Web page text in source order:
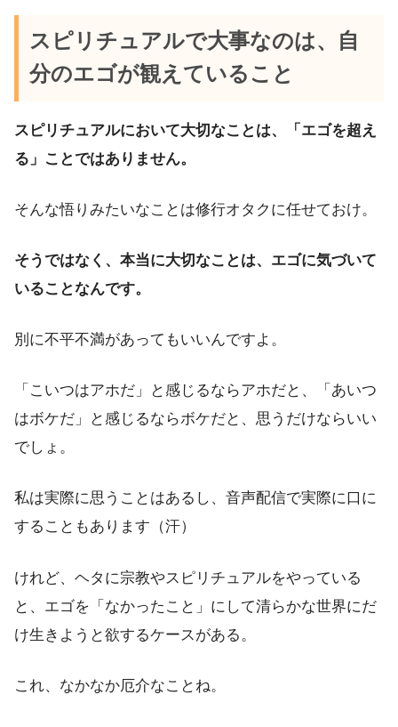
スピリチュアルで大事なのは、自
分のエゴが観えていること
スピリチュアルにおいて大切なことは、「エゴを超え
る」ことではありません。
そんな悟りみたいなことは修行オタクに任せておけ。
そうではなく、本当に大切なことは、エゴに気づいて
いることなんです。
別に不平不満があってもいいんですよ。
「こいつはアホだ」と感じるならアホだと、「あいつ
はボケだ」と感じるならボケだと、思うだけならいい
でしょ。
私は実際に思うことはあるし、音声配信で実際に口に
することもあります（汗）
けれど、ヘタに宗教やスピリチュアルをやっている
と、エゴを「なかったこと」にして清らかな世界にだ
け生きようと欲するケースがある。
これ、なかなか厄介なことね。